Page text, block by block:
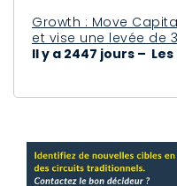
Growth : Move
et vise une levée de
Il y a 2447 jours – Les